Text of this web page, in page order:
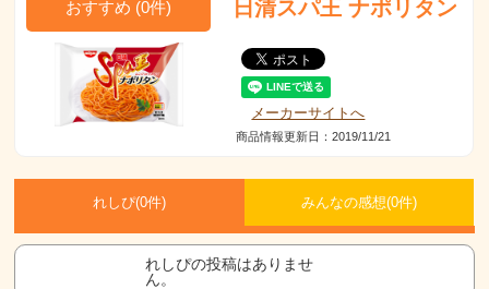
おすすめ (0件) 日清スパ王 ナポリタン
メーカーサイトへ
商品情報更新日：2019/11/21
れしぴ(0件) みんなの感想(0件)
れしぴの投稿はありませ
ん。